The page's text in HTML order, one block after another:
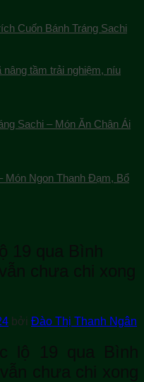
Cuốn Bánh Tráng Sachi
tầm trải nghiệm, níu
Sachi – Món Ăn Chân Ái
Món Ngon Thanh Đạm, Bổ
19 qua Bình
chưa chi xong
bởi Đào Thị Thanh Ngân
lộ 19 qua Bình
chưa chi xong